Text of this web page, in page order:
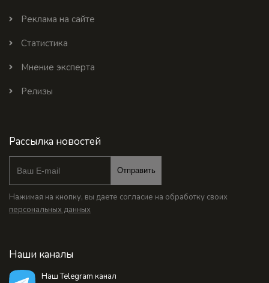
Реклама на сайте
Статистика
Мнение эксперта
Релизы
Рассылка новостей
Отправить
Нажимая на кнопку, вы даете согласие на обработку своих
персональных данных
Наши каналы
Наш Telegram канал